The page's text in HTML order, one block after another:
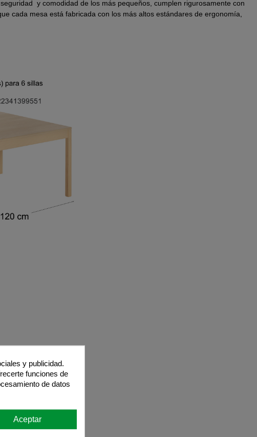
y comodidad de los más pequeños, cumplen rigurosamente con
cada mesa está fabricada con los más altos estándares de ergonomía,
y publicidad.
funciones de
de datos
Aceptar